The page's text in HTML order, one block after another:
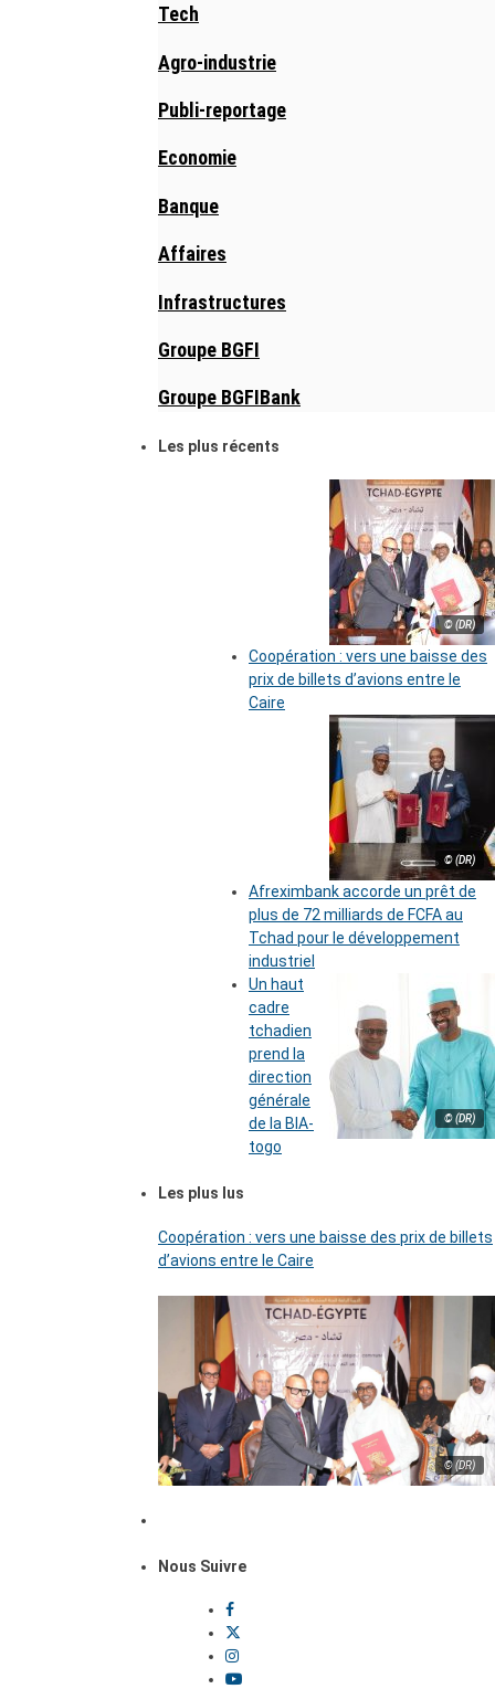
Tech
Agro-industrie
Publi-reportage
Economie
Banque
Affaires
Infrastructures
Groupe BGFI
Groupe BGFIBank
Les plus récents
© (DR)
Coopération : vers une baisse des
prix de billets d’avions entre le
Caire
© (DR)
Afreximbank accorde un prêt de
plus de 72 milliards de FCFA au
Tchad pour le développement
industriel
© (DR)
Un haut
cadre
tchadien
prend la
direction
générale
de la BIA-
togo
Les plus lus
Coopération : vers une baisse des prix de billets
d’avions entre le Caire
© (DR)
Nous Suivre